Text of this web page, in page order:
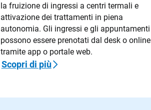
la fruizione di ingressi a centri termali e
attivazione dei trattamenti in piena
autonomia. Gli ingressi e gli appuntamenti
possono essere prenotati dal desk o online
tramite app o portale web.
Scopri di più